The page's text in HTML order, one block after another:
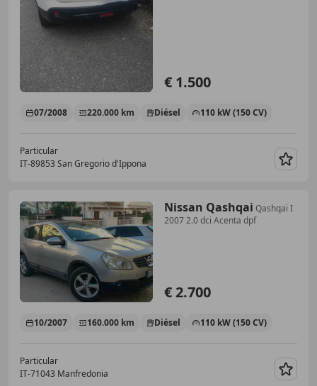
€ 1.500
07/2008 220.000 km Diésel 110 kW (150 CV)
Particular
IT-89853 San Gregorio d'Ippona
Nissan Qashqai Qashqai I
2007 2.0 dci Acenta dpf
€ 2.700
10/2007 160.000 km Diésel 110 kW (150 CV)
Particular
IT-71043 Manfredonia